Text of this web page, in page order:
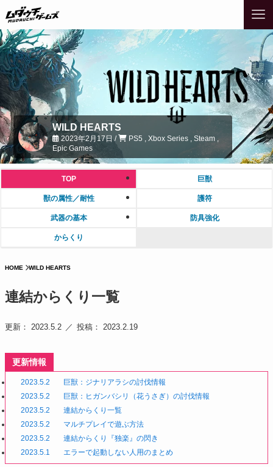
WILD HEARTS
2023年2月17日 /
PS5 , Xbox Series , Steam ,
Epic Games
TOP 巨獣
獣の属性／耐性 護符
武器の基本 防具強化
からくり
HOME WILD HEARTS
連結からくり一覧
更新： 2023.5.2 投稿： 2023.2.19
更新情報
2023.5.2
巨獣：ジナリアラシの討伐情報
2023.5.2
巨獣：ヒガンバシリ（花うさぎ）の討伐情報
2023.5.2
連結からくり一覧
2023.5.2
マルチプレイで遊ぶ方法
2023.5.2
連結からくり『独楽』の閃き
2023.5.1
エラーで起動しない人用のまとめ